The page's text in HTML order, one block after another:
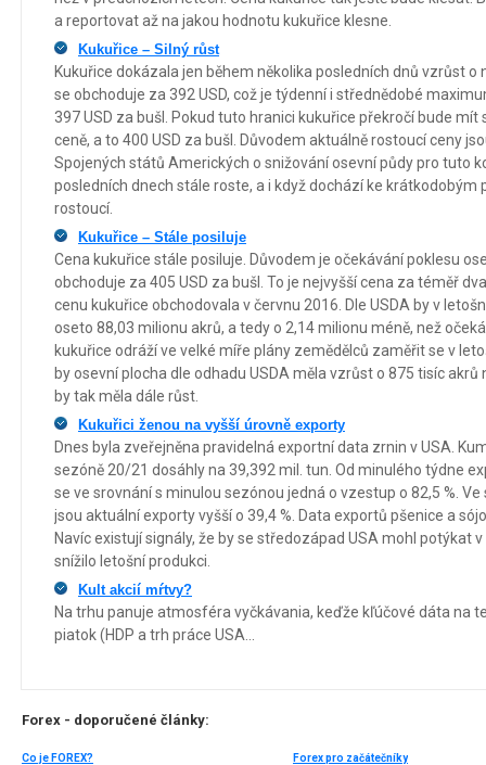
a reportovat až na jakou hodnotu kukuřice klesne.
Kukuřice – Silný růst
Kukuřice dokázala jen během několika posledních dnů vzrůst o
se obchoduje za 392 USD, což je týdenní i střednědobé
397 USD za bušl. Pokud tuto hranici kukuřice překročí bude
ceně, a to 400 USD za bušl. Důvodem aktuálně rostoucí ceny
Spojených států Amerických o snižování osevní půdy pro tuto
posledních dnech stále roste, a i když dochází ke
rostoucí.
Kukuřice – Stále posiluje
Cena kukuřice stále posiluje. Důvodem je očekávání poklesu
obchoduje za 405 USD za bušl. To je nejvyšší cena za téměř
cenu kukuřice obchodovala v červnu 2016. Dle USDA by v
oseto 88,03 milionu akrů, a tedy o 2,14 milionu méně, než
kukuřice odráží ve velké míře plány zemědělců zaměřit se v
by osevní plocha dle odhadu USDA měla vzrůst o 875 tisíc akrů
by tak měla dále růst.
Kukuřici ženou na vyšší úrovně exporty
Dnes byla zveřejněna pravidelná exportní data zrnin v USA.
sezóně 20/21 dosáhly na 39,392 mil. tun. Od minulého týdne
se ve srovnání s minulou sezónou jedná o vzestup o 82,5 %.
jsou aktuální exporty vyšší o 39,4 %. Data exportů pšenice a
Navíc existují signály, že by se středozápad USA mohl potýkat
snížilo letošní produkci.
Kult akcií mŕtvy?
Na trhu panuje atmosféra vyčkávania, keďže kľúčové dáta na
piatok (HDP a trh práce USA...
Forex - doporučené články:
Co je FOREX?
Forex pro začátečníky